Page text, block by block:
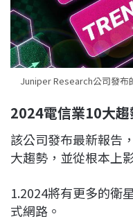
Juniper Research公司發布
2024電信業10大
該公司發布最新報告
大趨勢，並從根本上
1.2024將有更多的衛
式網路。